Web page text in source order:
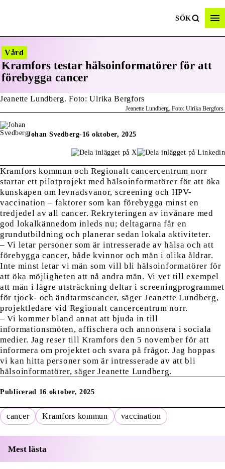
SÖK
Vård
Kramfors testar hälsoinformatörer för att
förebygga cancer
Jeanette Lundberg. Foto: Ulrika Bergfors
Johan Svedberg-16 oktober, 2025
Kramfors kommun och Regionalt cancercentrum norr
startar ett pilotprojekt med hälsoinformatörer för att öka
kunskapen om levnadsvanor, screening och HPV-
vaccination – faktorer som kan förebygga minst en
tredjedel av all cancer. Rekryteringen av invånare med
god lokalkännedom inleds nu; deltagarna får en
grundutbildning och planerar sedan lokala aktiviteter.
– Vi letar personer som är intresserade av hälsa och att
förebygga cancer, både kvinnor och män i olika åldrar.
Inte minst letar vi män som vill bli hälsoinformatörer för
att öka möjligheten att nå andra män. Vi vet till exempel
att män i lägre utsträckning deltar i screeningprogrammet
för tjock- och ändtarmscancer, säger Jeanette Lundberg,
projektledare vid Regionalt cancercentrum norr.
– Vi kommer bland annat att bjuda in till
informationsmöten, affischera och annonsera i sociala
medier. Jag reser till Kramfors den 5 november för att
informera om projektet och svara på frågor. Jag hoppas
vi kan hitta personer som är intresserade av att bli
hälsoinformatörer, säger Jeanette Lundberg.
Publicerad 16 oktober, 2025
cancer Kramfors kommun vaccination
Mest lästa